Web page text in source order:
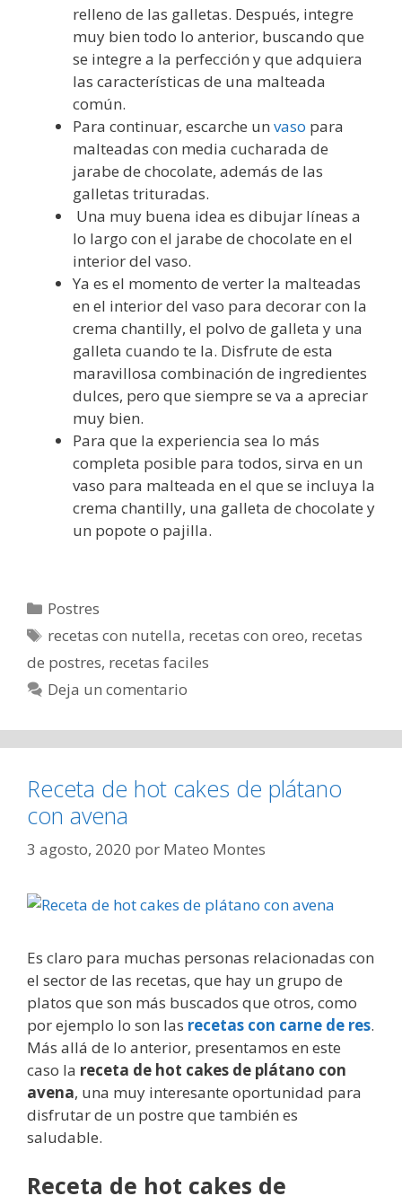
relleno de las galletas. Después, integre
muy bien todo lo anterior, buscando que
se integre a la perfección y que adquiera
las características de una malteada
común.
Para continuar, escarche un vaso para
malteadas con media cucharada de
jarabe de chocolate, además de las
galletas trituradas.
Una muy buena idea es dibujar líneas a
lo largo con el jarabe de chocolate en el
interior del vaso.
Ya es el momento de verter la malteadas
en el interior del vaso para decorar con la
crema chantilly, el polvo de galleta y una
galleta cuando te la. Disfrute de esta
maravillosa combinación de ingredientes
dulces, pero que siempre se va a apreciar
muy bien.
Para que la experiencia sea lo más
completa posible para todos, sirva en un
vaso para malteada en el que se incluya la
crema chantilly, una galleta de chocolate y
un popote o pajilla.
Categorías
Postres
Etiquetas
recetas con nutella, recetas con oreo, recetas
de postres, recetas faciles
Deja un comentario
Receta de hot cakes de plátano
con avena
3 agosto, 2020 por Mateo Montes
Es claro para muchas personas relacionadas con
el sector de las recetas, que hay un grupo de
platos que son más buscados que otros, como
por ejemplo lo son las recetas con carne de res.
Más allá de lo anterior, presentamos en este
caso la receta de hot cakes de plátano con
avena, una muy interesante oportunidad para
disfrutar de un postre que también es
saludable.
Receta de hot cakes de